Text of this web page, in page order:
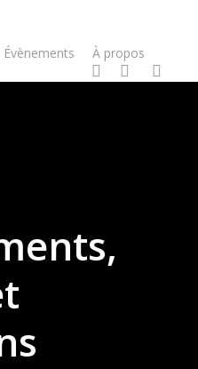
Évènements
À propos
facebookyoutubeinstagram